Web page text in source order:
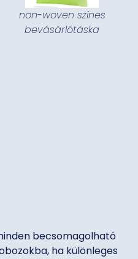
non-woven színes
bevásárlótáska
becsomagolható
ha különleges